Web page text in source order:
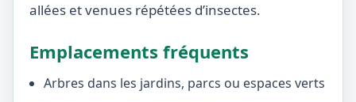
allées et venues répétées d’insectes.
Emplacements fréquents
Arbres dans les jardins, parcs ou espaces verts